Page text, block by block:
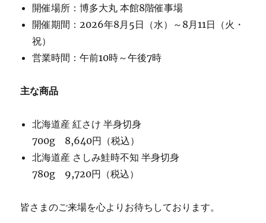
開催場所：博多大丸 本館8階催事場
開催期間：2026年8月5日（水）～8月11日（火・
祝）
営業時間：午前10時～午後7時
主な商品
北海道産 紅さけ 半身切身
700g 8,640円（税込）
北海道産 さしみ鮭時不知 半身切身
780g 9,720円（税込）
皆さまのご来場を心よりお待ちしております。